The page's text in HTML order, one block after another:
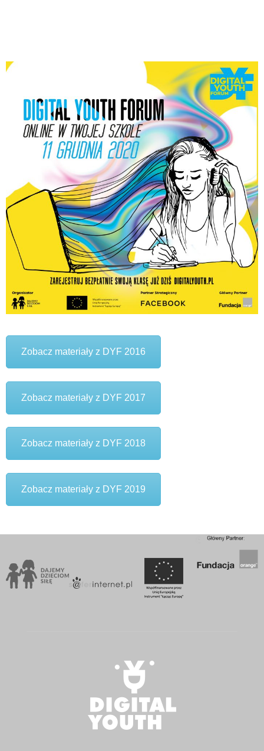
Zobacz materiały z DYF 2016
Zobacz materiały z DYF 2017
Zobacz materiały z DYF 2018
Zobacz materiały z DYF 2019